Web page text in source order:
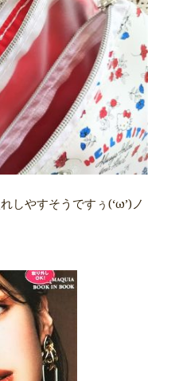
しやすそうですぅ(‘ω’)ノ